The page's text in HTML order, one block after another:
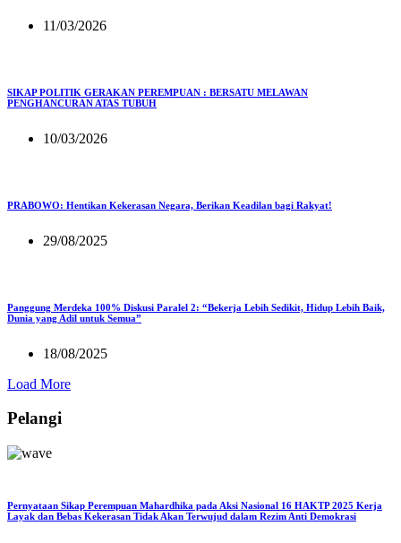
11/03/2026
SIKAP POLITIK GERAKAN PEREMPUAN : BERSATU MELAWAN
PENGHANCURAN ATAS TUBUH
10/03/2026
PRABOWO: Hentikan Kekerasan Negara, Berikan Keadilan bagi Rakyat!
29/08/2025
Panggung Merdeka 100% Diskusi Paralel 2: “Bekerja Lebih Sedikit, Hidup Lebih Baik,
Dunia yang Adil untuk Semua”
18/08/2025
Load More
Pelangi
Pernyataan Sikap Perempuan Mahardhika pada Aksi Nasional 16 HAKTP 2025 Kerja
Layak dan Bebas Kekerasan Tidak Akan Terwujud dalam Rezim Anti Demokrasi